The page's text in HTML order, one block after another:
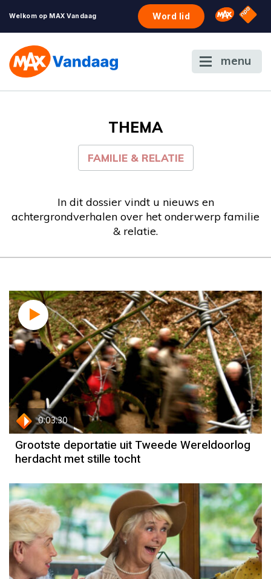
Welkom op MAX Vandaag Word lid Omroep
NPO
menu
THEMA
FAMILIE & RELATIE
In dit dossier vindt u nieuws en
achtergrondverhalen over het onderwerp familie
& relatie.
0:03:30
Grootste deportatie uit Tweede Wereldoorlog
herdacht met stille tocht